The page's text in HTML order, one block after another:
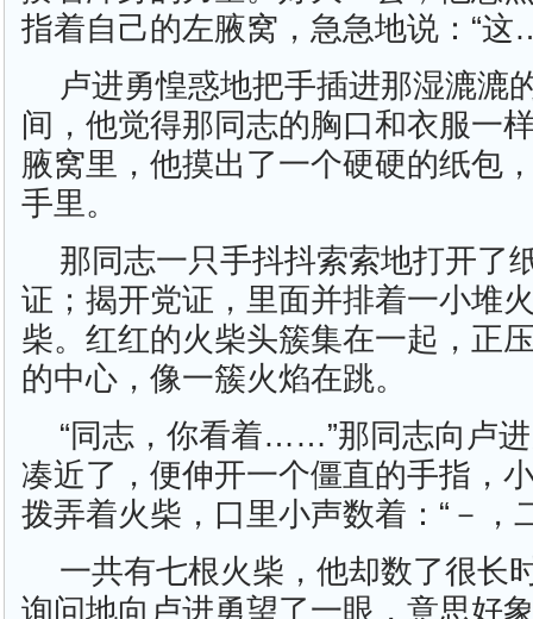
指着自己的左腋窝，急急地说：“
卢进勇惶惑地把手插进那湿漉漉
间，他觉得那同志的胸口和衣服一
腋窝里，他摸出了一个硬硬的纸包
手里。
那同志一只手抖抖索索地打开了
证；揭开党证，里面并排着一小堆
柴。红红的火柴头簇集在一起，正
的中心，像一簇火焰在跳。
“同志，你看着……”那同志向卢
凑近了，便伸开一个僵直的手指，
拨弄着火柴，口里小声数着：“－
一共有七根火柴，他却数了很长
询问地向卢进勇望了一眼，意思好